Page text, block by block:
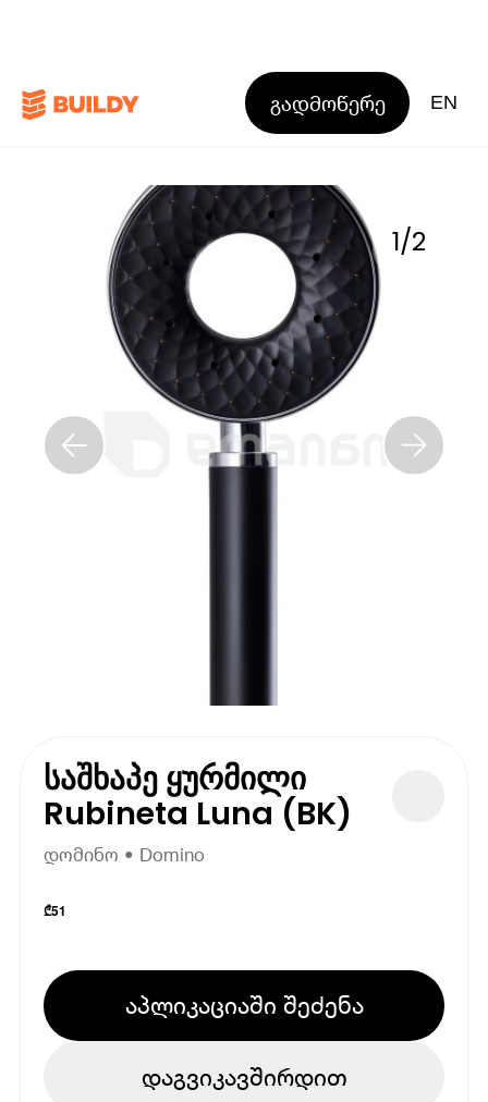
გადმოწერე EN
1/2
საშხაპე ყურმილი
Rubineta Luna (BK)
დომინო • Domino
₾51
აპლიკაციაში შეძენა
დაგვიკავშირდით